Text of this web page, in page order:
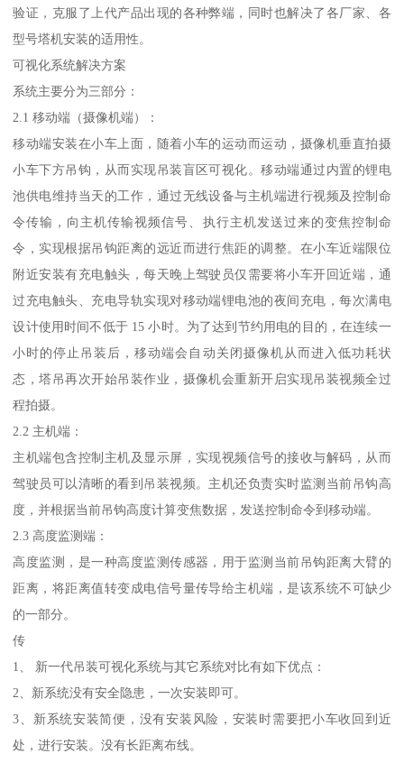
验证，克服了上代产品出现的各种弊端，同时也解决了各厂家、各
型号塔机安装的适用性。
可视化系统解决方案
系统主要分为三部分：
2.1 移动端（摄像机端）：
移动端安装在小车上面，随着小车的运动而运动，摄像机垂直拍摄
小车下方吊钩，从而实现吊装盲区可视化。移动端通过内置的锂电
池供电维持当天的工作，通过无线设备与主机端进行视频及控制命
令传输，向主机传输视频信号、执行主机发送过来的变焦控制命
令，实现根据吊钩距离的远近而进行焦距的调整。在小车近端限位
附近安装有充电触头，每天晚上驾驶员仅需要将小车开回近端，通
过充电触头、充电导轨实现对移动端锂电池的夜间充电，每次满电
设计使用时间不低于 15 小时。为了达到节约用电的目的，在连续一
小时的停止吊装后，移动端会自动关闭摄像机从而进入低功耗状
态，塔吊再次开始吊装作业，摄像机会重新开启实现吊装视频全过
程拍摄。
2.2 主机端：
主机端包含控制主机及显示屏，实现视频信号的接收与解码，从而
驾驶员可以清晰的看到吊装视频。主机还负责实时监测当前吊钩高
度，并根据当前吊钩高度计算变焦数据，发送控制命令到移动端。
2.3 高度监测端：
高度监测，是一种高度监测传感器，用于监测当前吊钩距离大臂的
距离，将距离值转变成电信号量传导给主机端，是该系统不可缺少
的一部分。
传
1、 新一代吊装可视化系统与其它系统对比有如下优点：
2、新系统没有安全隐患，一次安装即可。
3、新系统安装简便，没有安装风险，安装时需要把小车收回到近
处，进行安装。没有长距离布线。